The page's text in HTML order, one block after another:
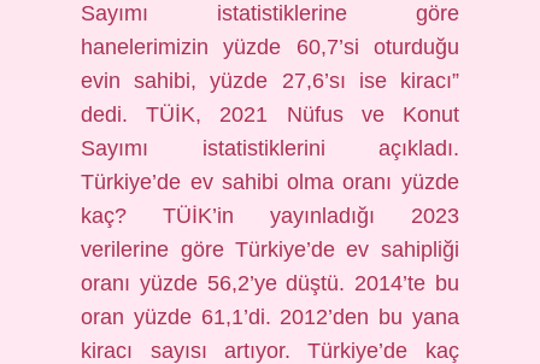
Sayımı istatistiklerine göre
hanelerimizin yüzde 60,7’si oturduğu
evin sahibi, yüzde 27,6’sı ise kiracı”
dedi. TÜİK, 2021 Nüfus ve Konut
Sayımı istatistiklerini açıkladı.
Türkiye’de ev sahibi olma oranı yüzde
kaç? TÜİK’in yayınladığı 2023
verilerine göre Türkiye’de ev sahipliği
oranı yüzde 56,2’ye düştü. 2014’te bu
oran yüzde 61,1’di. 2012’den bu yana
kiracı sayısı artıyor. Türkiye’de kaç